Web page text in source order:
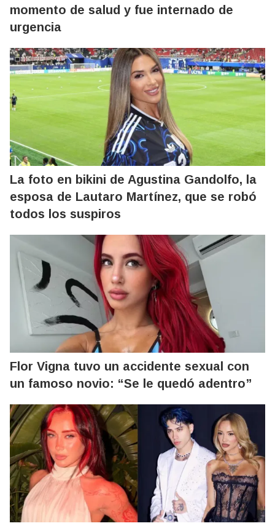
momento de salud y fue internado de
urgencia
La foto en bikini de Agustina Gandolfo, la
esposa de Lautaro Martínez, que se robó
todos los suspiros
Flor Vigna tuvo un accidente sexual con
un famoso novio: “Se le quedó adentro”